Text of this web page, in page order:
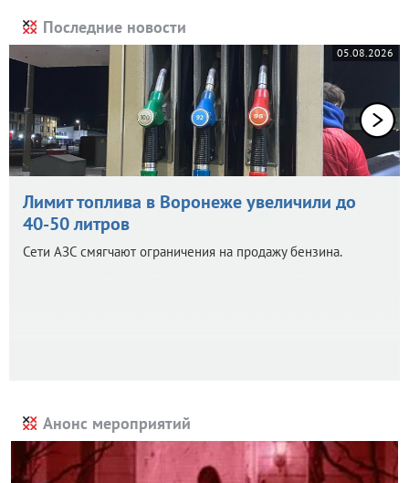
Последние новости
05.08.2026
Лимит топлива в Воронеже увеличили до
40-50 литров
Сети АЗС смягчают ограничения на продажу бензина.
Анонс мероприятий